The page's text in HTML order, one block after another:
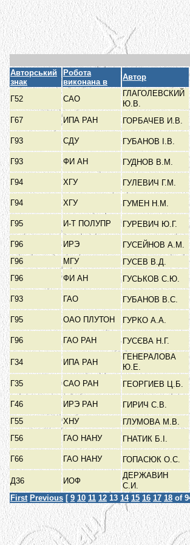
Авторський
знак
Робота
виконана в
Автор
Г52
САО
ГЛАГОЛЕВСКИЙ
Ю.В.
Г67 ИПА РАН ГОРБАЧЕВ И.В.
Г93 СДУ ГУБАНОВ І.В.
Г93 ФИ АН ГУДНОВ В.М.
Г94 ХГУ ГУЛЕВИЧ Г.М.
Г94 ХГУ ГУМЕН Н.М.
Г95 И-Т ПОЛУПР ГУРЕВИЧ Ю.Г.
Г96 ИРЭ ГУСЕЙНОВ А.М.
Г96
МГУ ГУСЕВ В.Д.
Г96
ФИ АН ГУСЬКОВ С.Ю.
Г93 ГАО ГУБАНОВ В.С.
Г95 ОАО ПЛУТОН ГУРКО А.А.
Г96 ГАО РАН ГУСЄВА Н.Г.
Г34 ИПА РАН
ГЕНЕРАЛОВА
Ю.Е.
Г35 САО РАН ГЕОРГИЕВ Ц.Б.
Г46 ИРЭ РАН ГИРИЧ С.В.
Г55
ХНУ ГЛУМОВА М.В.
Г56
ГАО НАНУ ГНАТИК Б.І.
Г66 ГАО НАНУ ГОПАСЮК О.С.
Д36 ИОФ
ДЕРЖАВИН
С.И.
First Previous [ 9 10 11 12 13 14 15 16 17 18 of